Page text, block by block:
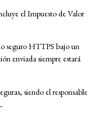
el Impuesto de Valor
seguro HTTPS bajo un
enviada siempre estará
siendo el responsable